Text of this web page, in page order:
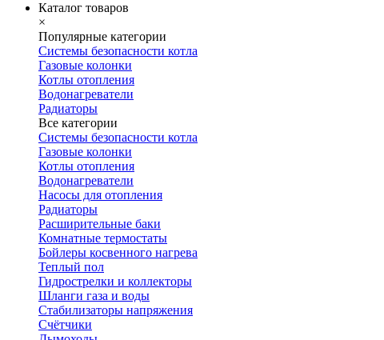
Каталог товаров
×
Популярные категории
Системы безопасности котла
Газовые колонки
Котлы отопления
Водонагреватели
Радиаторы
Все категории
Системы безопасности котла
Газовые колонки
Котлы отопления
Водонагреватели
Насосы для отопления
Радиаторы
Расширительные баки
Комнатные термостаты
Бойлеры косвенного нагрева
Теплый пол
Гидрострелки и коллекторы
Шланги газа и воды
Стабилизаторы напряжения
Счётчики